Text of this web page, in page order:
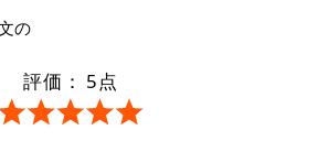
の
評価： 5点